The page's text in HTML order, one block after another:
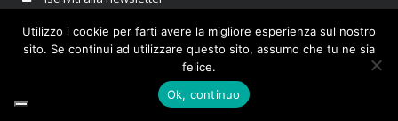
Cookie Policy
Utilizzo i cookie per farti avere la migliore esperienza sul nostro
sito. Se continui ad utilizzare questo sito, assumo che tu ne sia
felice.
Ok, continuo
I cookie ci aiutano ad erogare servizi di qualità. Utilizzando i
nostri servizi, l'utente accetta le nostre modalità d'uso dei
cookie.
OK